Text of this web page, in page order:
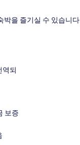
을 즐기실 수 있습니다.
역되
보증